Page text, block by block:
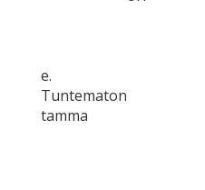
e.
Tuntematon
tamma